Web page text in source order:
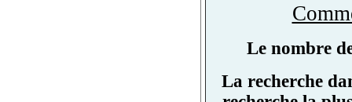
Le nombre
La recherche